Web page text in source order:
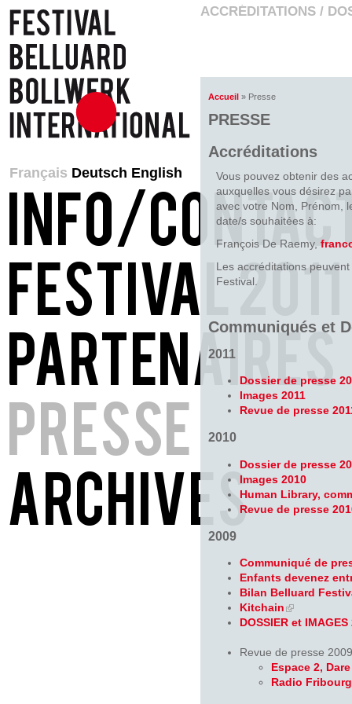
Français Deutsch English
ACCRÉDITATIONS /
Accueil» Presse
PRESSE
Accréditations
Vous pouvez obtenir des
auxquelles vous désirez
avec votre Nom, Prénom,
date/s souhaitées à:
François De Raemy,
Les accréditations
Festival.
Communiqués et
2011
Dossier de presse
Images 2011
Revue de presse
2010
Dossier de presse
Images 2010
Human Library,
Revue de presse
2009
Communiqué de
Enfants devenez
Bilan Belluard
Kitchain
DOSSIER et IMAGES
Revue de presse
Espace 2,
Radio